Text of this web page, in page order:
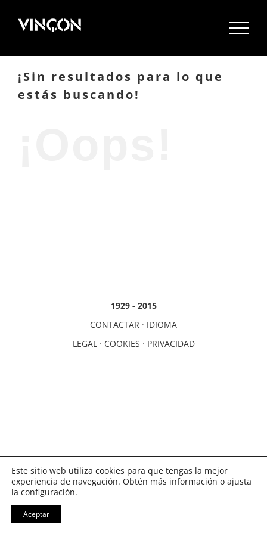
¡Sin resultados para lo que
estás buscando!
1929 - 2015
CONTACTAR · IDIOMA
LEGAL· COOKIES · PRIVACIDAD
Este sitio web utiliza cookies para que tengas la mejor
experiencia de navegación. Obtén más información o ajusta
la configuración.
Aceptar